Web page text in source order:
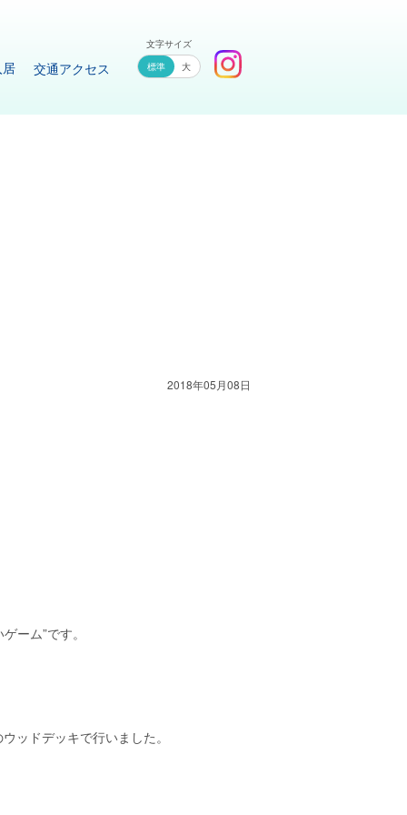
交通アクセス
文字サイズ
大
2018年05月08日
ーム”です。
ッドデッキで行いました。